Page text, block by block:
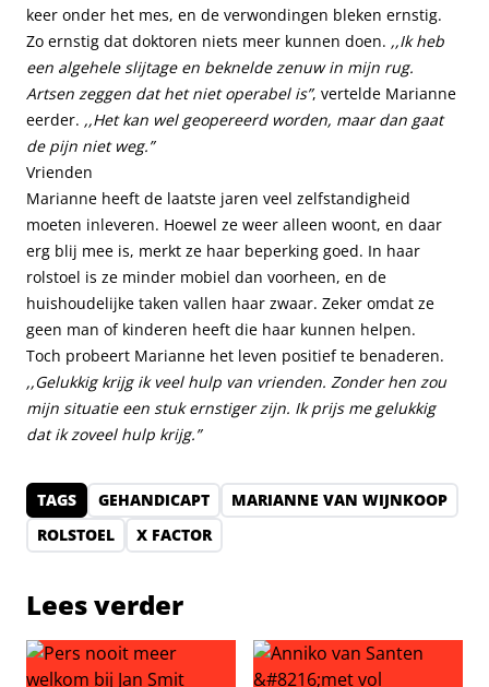
keer onder het mes, en de verwondingen bleken ernstig.
Zo ernstig dat doktoren niets meer kunnen doen. ,,Ik heb
een algehele slijtage en beknelde zenuw in mijn rug.
Artsen zeggen dat het niet operabel is”, vertelde Marianne
eerder. ,,Het kan wel geopereerd worden, maar dan gaat
de pijn niet weg.”
Vrienden
Marianne heeft de laatste jaren veel zelfstandigheid
moeten inleveren. Hoewel ze weer alleen woont, en daar
erg blij mee is, merkt ze haar beperking goed. In haar
rolstoel is ze minder mobiel dan voorheen, en de
huishoudelijke taken vallen haar zwaar. Zeker omdat ze
geen man of kinderen heeft die haar kunnen helpen.
Toch probeert Marianne het leven positief te benaderen.
,,Gelukkig krijg ik veel hulp van vrienden. Zonder hen zou
mijn situatie een stuk ernstiger zijn. Ik prijs me gelukkig
dat ik zoveel hulp krijg.”
TAGS GEHANDICAPT
MARIANNE VAN WIJNKOOP
ROLSTOEL
X FACTOR
Lees verder